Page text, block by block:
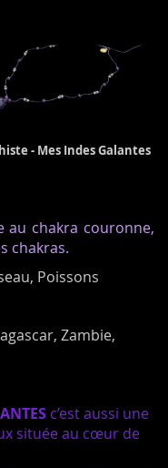
- Mes Indes Galantes
au chakra couronne,
chakras.
Poissons
Zambie,
c’est aussi une
située au cœur de